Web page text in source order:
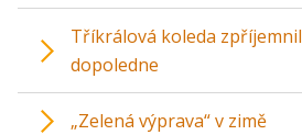
Tříkrálová koleda
dopoledne
„Zelená výprava“ v zimě